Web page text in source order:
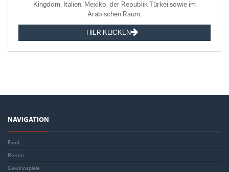
Kingdom, Italien, Mexiko, der Republik Türkei sowie im
Arabischen Raum.
HIER KLICKEN
NAVIGATION
Food
Reisen
Gewinnspiele